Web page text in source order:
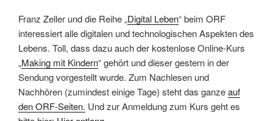
Franz Zeller und die Reihe „Digital Leben“ beim ORF
interessiert alle digitalen und technologischen Aspekten des
Lebens. Toll, dass dazu auch der kostenlose Online-Kurs
„Making mit Kindern“ gehört und dieser gestern in der
Sendung vorgestellt wurde. Zum Nachlesen und
Nachhören (zumindest einige Tage) steht das ganzeauf
den ORF-Seiten. Und zur Anmeldung zum Kurs geht es